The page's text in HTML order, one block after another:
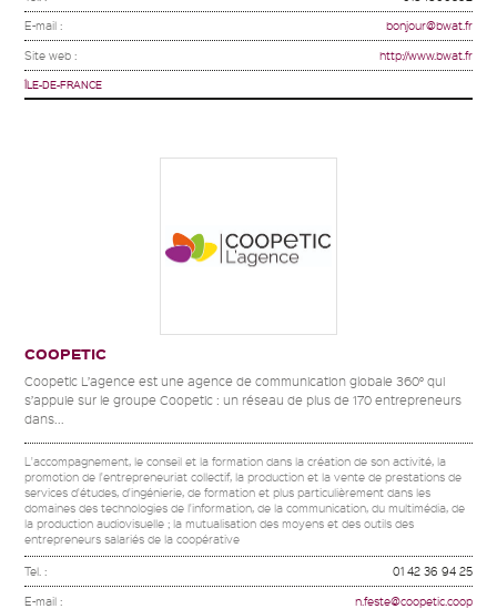
E-mail : bonjour@bwat.fr
Site web : http://www.bwat.fr
ÎLE-DE-FRANCE
COOPETIC
Coopetic L’agence est une agence de communication globale 360° qui
s’appuie sur le groupe Coopetic : un réseau de plus de 170 entrepreneurs
dans...
L'accompagnement, le conseil et la formation dans la création de son activité, la
promotion de l'entrepreneuriat collectif, la production et la vente de prestations de
services d'études, d'ingénierie, de formation et plus particulièrement dans les
domaines des technologies de l'information, de la communication, du multimédia, de
la production audiovisuelle ; la mutualisation des moyens et des outils des
entrepreneurs salariés de la coopérative
Tel. : 01 42 36 94 25
E-mail : n.feste@coopetic.coop